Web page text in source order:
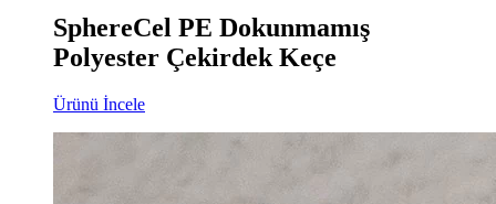
SphereCel PE Dokunmamış
Polyester Çekirdek Keçe
Ürünü İncele